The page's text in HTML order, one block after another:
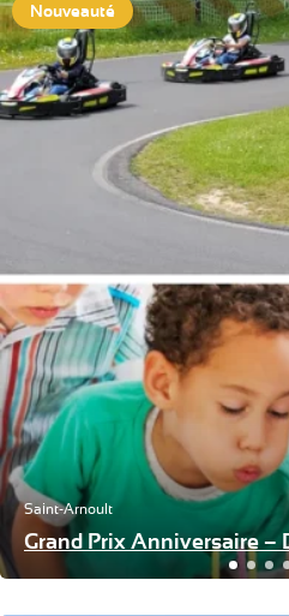
Nouveauté
Saint-Arnoult
Grand Prix Anniversaire –